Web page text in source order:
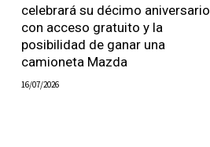
celebrará su décimo aniversario
con acceso gratuito y la
posibilidad de ganar una
camioneta Mazda
16/07/2026